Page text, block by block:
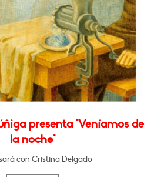
presenta "Veníamos de
la noche"
con Cristina Delgado